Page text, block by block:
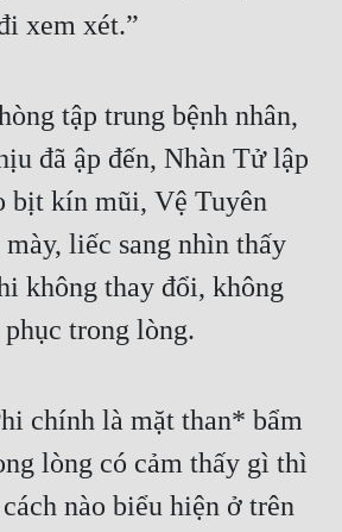
xem xét.”
tập trung bệnh nhân,
đã ập đến, Nhàn Tử lập
bịt kín mũi, Vệ Tuyên
liếc sang nhìn thấy
không thay đổi, không
trong lòng.
chính là mặt than* bẩm
lòng có cảm thấy gì thì
nào biểu hiện ở trên